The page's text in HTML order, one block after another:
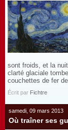
sont froids, et la
clarté glaciale
couchettes de fer
Écrit par Fichtre
samedi, 09 mars 2013
Où traîner ses